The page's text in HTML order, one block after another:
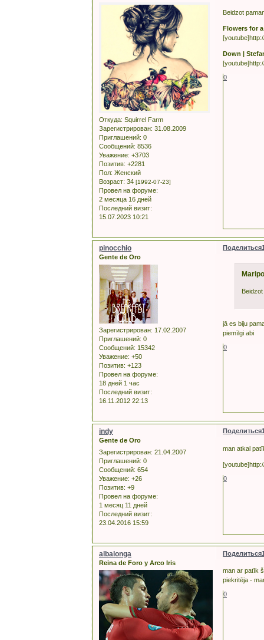
Откуда: Squirrel Farm
Зарегистрирован: 31.08.2009
Приглашений: 0
Сообщений: 8536
Уважение: +3703
Позитив: +2281
Пол: Женский
Возраст: 34 [1992-07-23]
Провел на форуме:
2 месяца 16 дней
Последний визит:
15.07.2023 10:21
Beidzot
Flowers for
Down |
0
Поделиться
pinocchio
Gente de Oro
Зарегистрирован: 17.02.2007
Приглашений: 0
Сообщений: 15342
Уважение: +50
Позитив: +123
Провел на форуме:
18 дней 1 час
Последний визит:
16.11.2012 22:13
jā es biju
piemīlgi abi
0
Поделиться
indy
Gente de Oro
Зарегистрирован: 21.04.2007
Приглашений: 0
Сообщений: 654
Уважение: +26
Позитив: +9
Провел на форуме:
1 месяц 11 дней
Последний визит:
23.04.2016 15:59
man atkal
0
Поделиться
albalonga
Reina de Foro y Arco Iris
man ar patīk
piekritēja -
0